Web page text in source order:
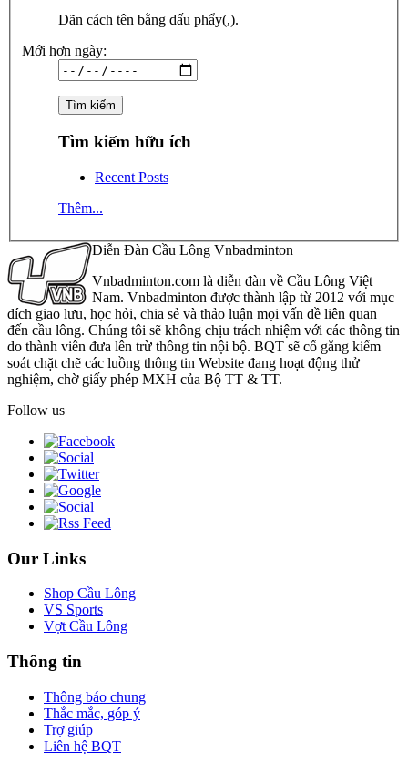
Dãn cách tên bằng dấu phẩy(,).
Mới hơn ngày:
Tìm kiếm hữu ích
Recent Posts
Thêm...
Diễn Đàn Cầu Lông Vnbadminton
Vnbadminton.com là diễn đàn về Cầu Lông Việt
Nam. Vnbadminton được thành lập từ 2012 với mục
đích giao lưu, học hỏi, chia sẻ và thảo luận mọi vấn đề liên quan
đến cầu lông. Chúng tôi sẽ không chịu trách nhiệm với các thông tin
do thành viên đưa lên trừ thông tin nội bộ. BQT sẽ cố gắng kiểm
soát chặt chẽ các luồng thông tin Website đang hoạt động thử
nghiệm, chờ giấy phép MXH của Bộ TT & TT.
Follow us
Our Links
Shop Cầu Lông
VS Sports
Vợt Cầu Lông
Thông tin
Thông báo chung
Thắc mắc, góp ý
Trợ giúp
Liên hệ BQT